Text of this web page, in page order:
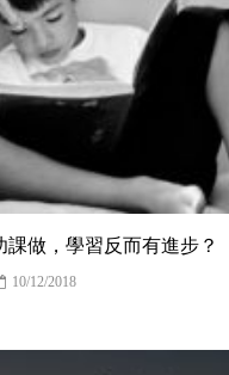
課做，學習反而有進步？
10/12/2018